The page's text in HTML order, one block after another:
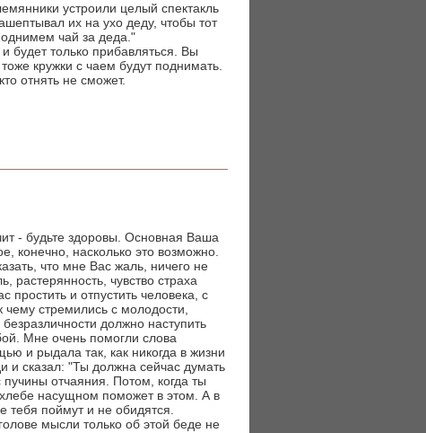
устроили целый спектакль
их на ухо деду, чтобы тот
чай за деда."
будет только прибавляться. Вы
кружки с чаем будут поднимать.
отнять не сможет.
- будьте здоровы. Основная Ваша
конечно, насколько это возможно.
что мне Вас жаль, ничего не
растерянность, чувство страха
простить и отпустить человека, с
стремились с молодости,
должно наступить
Мне очень помогли слова
и рыдала так, как никогда в жизни
и сказал: "Ты должна сейчас думать
отчаяния. Потом, когда ты
насущном поможет в этом. А в
поймут и не обидятся.
мысли только об этой беде не